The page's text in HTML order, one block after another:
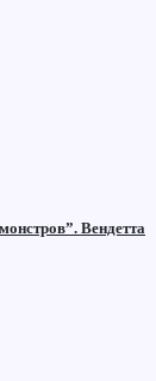
Вендетта